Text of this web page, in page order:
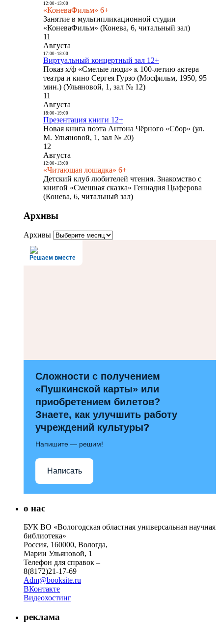
12:00- 13:00
«КоневаФильм» 6+
Занятие в мультипликационной студии
«КоневаФильм» (Конева, 6, читальный зал)
11
Августа
17:00- 18:00
Виртуальный концертный зал 12+
Показ х/ф «Смелые люди» к 100-летию актера
театра и кино Сергея Гурзо (Мосфильм, 1950, 95
мин.) (Ульяновой, 1, зал № 12)
11
Августа
18:00- 19:00
Презентация книги 12+
Новая книга поэта Антона Чёрного «Сбор» (ул.
М. Ульяновой, 1, зал № 20)
12
Августа
12:00- 13:00
«Читающая лошадка» 6+
Детский клуб любителей чтения. Знакомство с
книгой «Смешная сказка» Геннадия Цыферова
(Конева, 6, читальный зал)
Архивы
Архивы
Решаем вместе
Сложности с получением
«Пушкинской карты» или
приобретением билетов?
Знаете, как улучшить работу
учреждений культуры?
Напишите — решим!
Написать
о нас
БУК ВО «Вологодская областная универсальная научная
библиотека»
Россия, 160000, Вологда,
Марии Ульяновой, 1
Телефон для справок –
8(8172)21-17-69
Adm@booksite.ru
ВКонтакте
Видеохостинг
реклама